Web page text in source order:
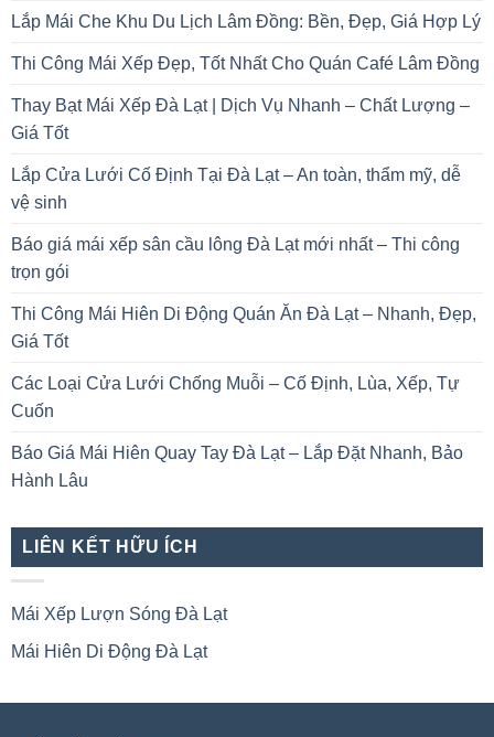
Lắp Mái Che Khu Du Lịch Lâm Đồng: Bền, Đẹp, Giá Hợp Lý
Thi Công Mái Xếp Đẹp, Tốt Nhất Cho Quán Café Lâm Đồng
Thay Bạt Mái Xếp Đà Lạt | Dịch Vụ Nhanh – Chất Lượng –
Giá Tốt
Lắp Cửa Lưới Cố Định Tại Đà Lạt – An toàn, thẩm mỹ, dễ
vệ sinh
Báo giá mái xếp sân cầu lông Đà Lạt mới nhất – Thi công
trọn gói
Thi Công Mái Hiên Di Động Quán Ăn Đà Lạt – Nhanh, Đẹp,
Giá Tốt
Các Loại Cửa Lưới Chống Muỗi – Cố Định, Lùa, Xếp, Tự
Cuốn
Báo Giá Mái Hiên Quay Tay Đà Lạt – Lắp Đặt Nhanh, Bảo
Hành Lâu
LIÊN KẾT HỮU ÍCH
Mái Xếp Lượn Sóng Đà Lạt
Mái Hiên Di Động Đà Lạt